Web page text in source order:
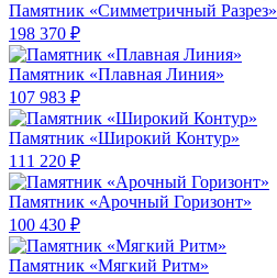
Памятник «Симметричный Разрез»
198 370 ₽
Памятник «Плавная Линия»
107 983 ₽
Памятник «Широкий Контур»
111 220 ₽
Памятник «Арочный Горизонт»
100 430 ₽
Памятник «Мягкий Ритм»